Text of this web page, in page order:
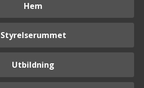
Hem
Styrelserummet
Utbildning